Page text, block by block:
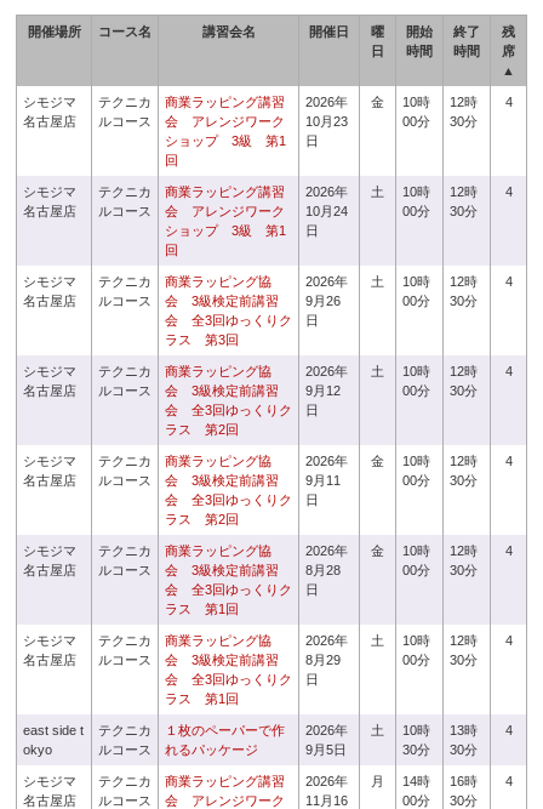
開催場所 コース名 講習会名 開催日
曜
日
開始
時間
終了
時間
残
席
▲
シモジマ
名古屋店
テクニカ
ルコース
商業ラッピング講習
会 アレンジワーク
ショップ 3級 第1
回
2026年
10月23
日
金
10時
00分
12時
30分
4
シモジマ
名古屋店
テクニカ
ルコース
商業ラッピング講習
会 アレンジワーク
ショップ 3級 第1
回
2026年
10月24
日
土
10時
00分
12時
30分
4
シモジマ
名古屋店
テクニカ
ルコース
商業ラッピング協
会 3級検定前講習
会 全3回ゆっくりク
ラス 第3回
2026年
9月26
日
土
10時
00分
12時
30分
4
シモジマ
名古屋店
テクニカ
ルコース
商業ラッピング協
会 3級検定前講習
会 全3回ゆっくりク
ラス 第2回
2026年
9月12
日
土
10時
00分
12時
30分
4
シモジマ
名古屋店
テクニカ
ルコース
商業ラッピング協
会 3級検定前講習
会 全3回ゆっくりク
ラス 第2回
2026年
9月11
日
金
10時
00分
12時
30分
4
シモジマ
名古屋店
テクニカ
ルコース
商業ラッピング協
会 3級検定前講習
会 全3回ゆっくりク
ラス 第1回
2026年
8月28
日
金
10時
00分
12時
30分
4
シモジマ
名古屋店
テクニカ
ルコース
商業ラッピング協
会 3級検定前講習
会 全3回ゆっくりク
ラス 第1回
2026年
8月29
日
土
10時
00分
12時
30分
4
east side t
okyo
テクニカ
ルコース
１枚のペーパーで作
れるパッケージ
2026年
9月5日
土
10時
30分
13時
30分
4
シモジマ
名古屋店
テクニカ
ルコース
商業ラッピング講習
会 アレンジワーク
2026年
11月16
月
14時
00分
16時
30分
4